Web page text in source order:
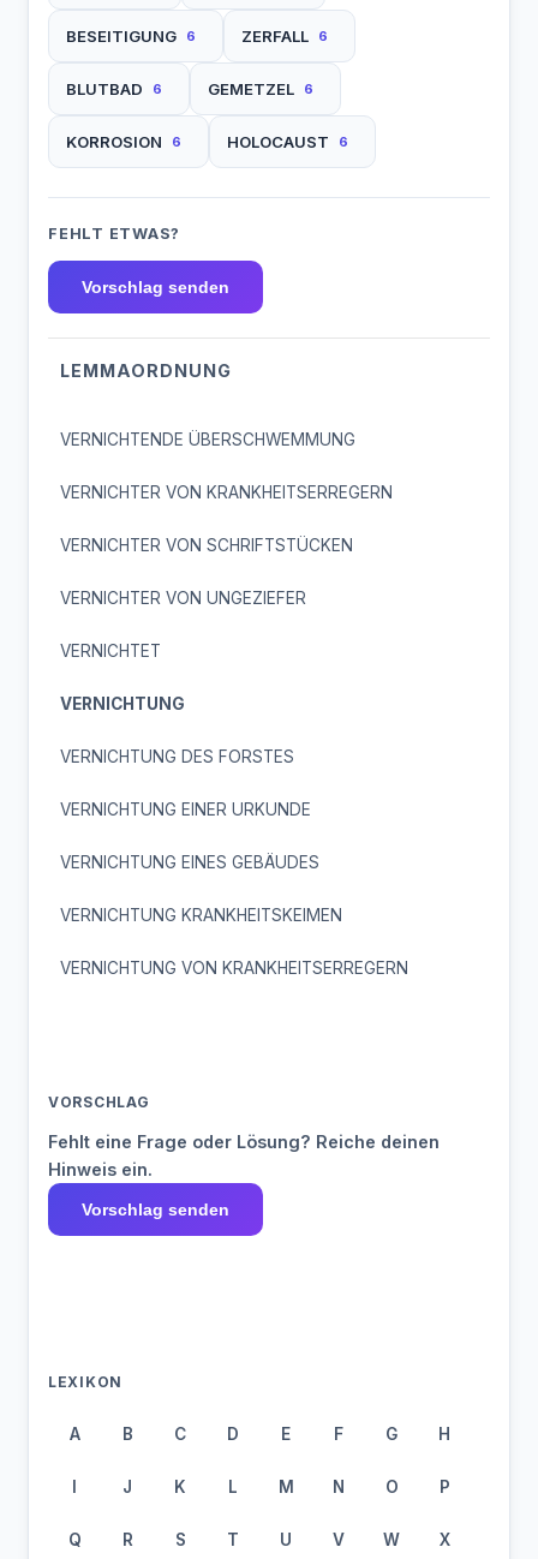
BESEITIGUNG 6 ZERFALL 6
BLUTBAD 6 GEMETZEL 6
KORROSION 6 HOLOCAUST 6
FEHLT ETWAS?
Vorschlag senden
LEMMAORDNUNG
VERNICHTENDE ÜBERSCHWEMMUNG
VERNICHTER VON KRANKHEITSERREGERN
VERNICHTER VON SCHRIFTSTÜCKEN
VERNICHTER VON UNGEZIEFER
VERNICHTET
VERNICHTUNG
VERNICHTUNG DES FORSTES
VERNICHTUNG EINER URKUNDE
VERNICHTUNG EINES GEBÄUDES
VERNICHTUNG KRANKHEITSKEIMEN
VERNICHTUNG VON KRANKHEITSERREGERN
VORSCHLAG
Fehlt eine Frage oder Lösung? Reiche deinen
Hinweis ein.
Vorschlag senden
LEXIKON
A B C D E F G H
I J K L M N O P
Q R S T U V W X